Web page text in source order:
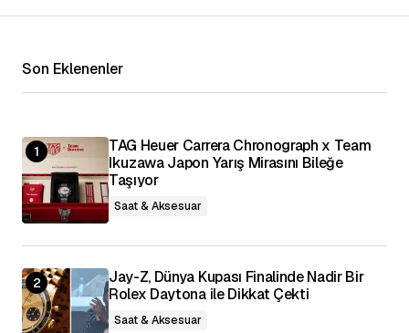
Daha sonraki yorumlarımda kullanılması için
adım, e-posta adresim ve site adresim bu
tarayıcıya kaydedilsin.
Yorumu Gönder
Son Eklenenler
TAG Heuer Carrera Chronograph x Team
Ikuzawa Japon Yarış Mirasını Bileğe
Taşıyor
Saat & Aksesuar
Jay-Z, Dünya Kupası Finalinde Nadir Bir
Rolex Daytona ile Dikkat Çekti
Saat & Aksesuar